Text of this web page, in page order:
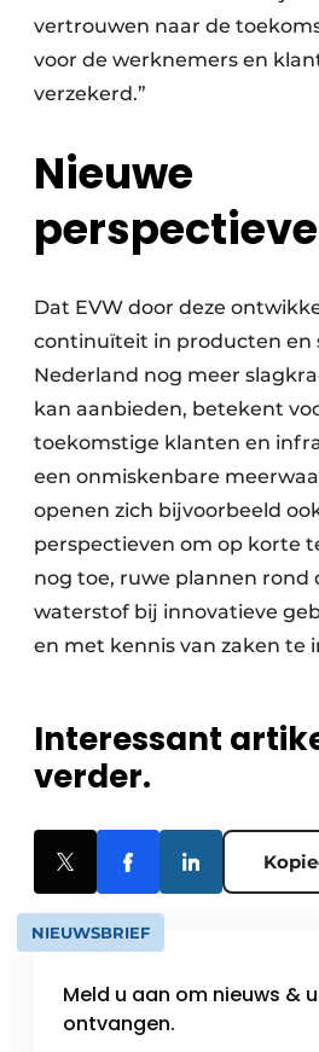
vertrouwen naar de
voor de werknemers en
verzekerd.”
Nieuwe
Dat EVW door deze
continuïteit in producten en
Nederland nog meer
kan aanbieden, betekent
toekomstige klanten en
een onmiskenbare
openen zich bijvoorbeeld
perspectieven om op korte
nog toe, ruwe plannen rond
waterstof bij innovatieve
en met kennis van zaken te
Interessant
verder.
NIEUWSBRIEF
Meld u aan om nieuws &
ontvangen.